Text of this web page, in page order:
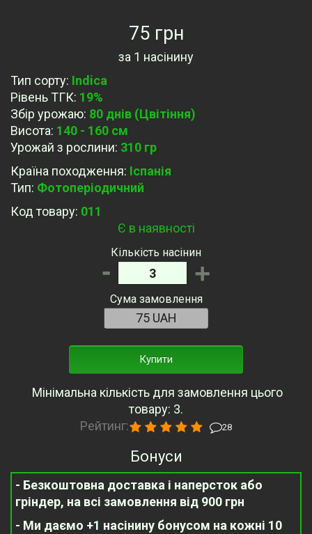
75 грн
за 1 насінину
Тип сорту: Indica
Рівень ТГК: 19%
Збір урожаю: 80 днів (Цвітіння)
Висота: 140 - 160 см
Урожай з рослини: 310 гр
Країна походження: Іспанія
Тип: Фотоперіодичний
Код товару: 011
Є в наявності
Кількість насінин
- +
Сума замовлення
Купити
Мінімальна кількість для замовлення цього
товару: 3.
Рейтинг:
28
Бонуси
- Безкоштовна доставка і наперсток або
гріндер, на всі замовлення від 900 грн
- Ми даємо +1 насінину бонусом на кожні 10